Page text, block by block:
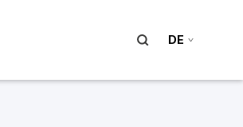
DE